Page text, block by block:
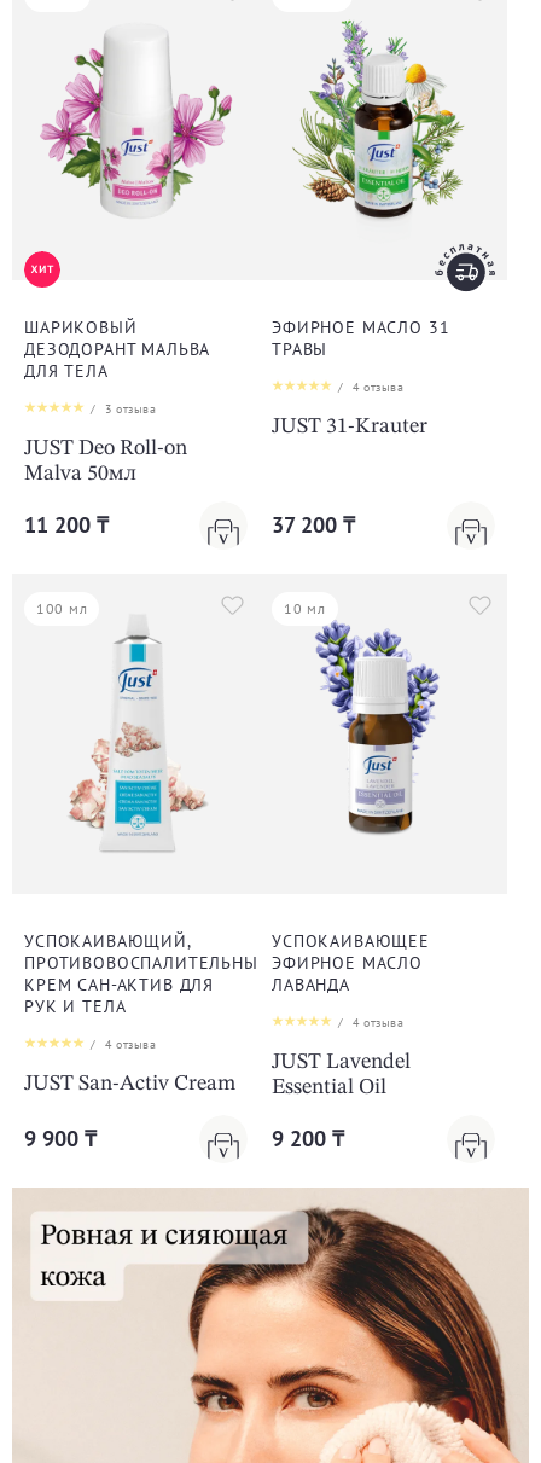
ШАРИКОВЫЙ
ДЕЗОДОРАНТ МАЛЬВА
ДЛЯ ТЕЛА
/ 3 отзыва
JUST Deo Roll-on
Malva 50мл
11 200 ₸
ЭФИРНОЕ МАСЛО 31
ТРАВЫ
/ 4отзыва
JUST 31-Krauter
37 200 ₸
100 мл
УСПОКАИВАЮЩИЙ,
ПРОТИВОВОСПАЛИТЕЛЬНЫЙ
КРЕМ САН-АКТИВ ДЛЯ
РУК И ТЕЛА
/ 4отзыва
JUST San-Activ Cream
9 900 ₸
10 мл
УСПОКАИВАЮЩЕЕ
ЭФИРНОЕ МАСЛО
ЛАВАНДА
/ 4отзыва
JUST Lavendel
Essential Oil
9 200 ₸